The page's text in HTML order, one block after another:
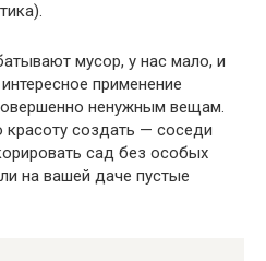
мусор, у нас мало, и
применение
ненужным вещам.
создать — соседи
сад без особых
на вашей даче пустые